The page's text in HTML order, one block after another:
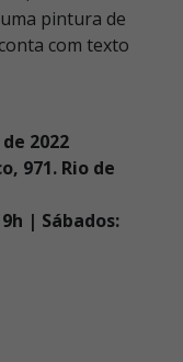
pintura de
com texto
2022
971. Rio de
| Sábados: